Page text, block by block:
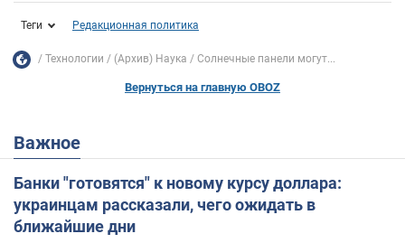
Теги Редакционная политика
Технологии (Архив) Наука Солнечные панели могут...
Вернуться на главную OBOZ
Важное
Банки "готовятся" к новому курсу доллара:
украинцам рассказали, чего ожидать в
ближайшие дни